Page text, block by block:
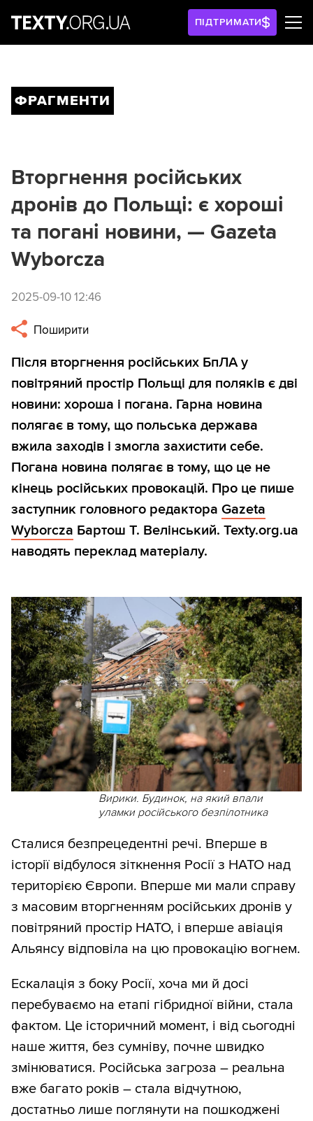
ПІДТРИМАТИ
ФРАГМЕНТИ
Вторгнення російських
дронів до Польщі: є хороші
та погані новини, — Gazeta
Wyborcza
2025-09-10 12:46
Поширити
Після вторгнення російських БпЛА у
повітряний простір Польщі для поляків є дві
новини: хороша і погана. Гарна новина
полягає в тому, що польська держава
вжила заходів і змогла захистити себе.
Погана новина полягає в тому, що це не
кінець російських провокацій. Про це пише
заступник головного редактора Gazeta
Wyborcza Бартош Т. Велінський. Texty.org.ua
наводять переклад матеріалу.
Вирики. Будинок, на який впали
уламки російського безпілотника
Сталися безпрецедентні речі. Вперше в
історії відбулося зіткнення Росії з НАТО над
територією Європи. Вперше ми мали справу
з масовим вторгненням російських дронів у
повітряний простір НАТО, і вперше авіація
Альянсу відповіла на цю провокацію вогнем.
Ескалація з боку Росії, хоча ми й досі
перебуваємо на етапі гібридної війни, стала
фактом. Це історичний момент, і від сьогодні
наше життя, без сумніву, почне швидко
змінюватися. Російська загроза – реальна
вже багато років – стала відчутною,
достатньо лише поглянути на пошкоджені